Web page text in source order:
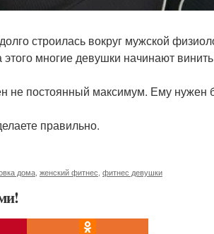
строилась вокруг мужской
многие девушки начинают винить
не постоянный максимум. Ему нужен
правильно.
дома женский фитнес фитнес девушки